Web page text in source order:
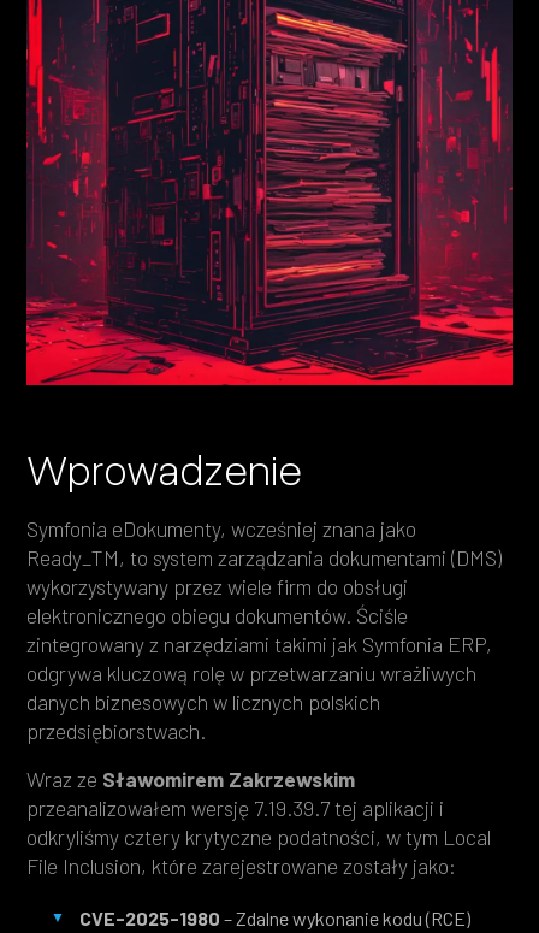
Wprowadzenie
Symfonia eDokumenty, wcześniej znana jako
Ready_TM, to system zarządzania dokumentami (DMS)
wykorzystywany przez wiele firm do obsługi
elektronicznego obiegu dokumentów. Ściśle
zintegrowany z narzędziami takimi jak Symfonia ERP,
odgrywa kluczową rolę w przetwarzaniu wrażliwych
danych biznesowych w licznych polskich
przedsiębiorstwach.
Wraz ze Sławomirem Zakrzewskim
przeanalizowałem wersję 7.19.39.7 tej aplikacji i
odkryliśmy cztery krytyczne podatności, w tym Local
File Inclusion, które zarejestrowane zostały jako:
CVE-2025-1980 – Zdalne wykonanie kodu (RCE)
Heading 4
Heading 5
Heading 6